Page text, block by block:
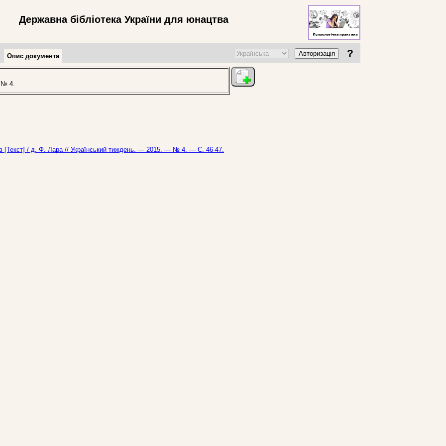
Державна бібліотека України для юнацтва
Опис документа Авторизація ?
№ 4.
[Текст] / д. Ф. Лара // Український тиждень. — 2015. — № 4. — С. 46-47.